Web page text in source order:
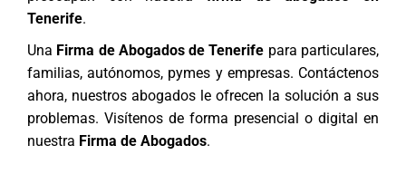
Tenerife.
Una Firma de Abogados de Tenerife para particulares,
familias, autónomos, pymes y empresas. Contáctenos
ahora, nuestros abogados le ofrecen la solución a sus
problemas. Visítenos de forma presencial o digital en
nuestra Firma de Abogados.